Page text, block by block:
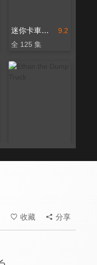
9.2
迷你卡車樂園
全 125 集
收藏 分享